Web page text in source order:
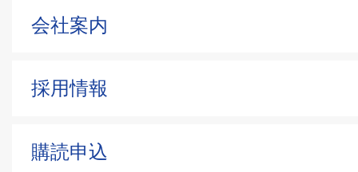
会社案内
採用情報
購読申込